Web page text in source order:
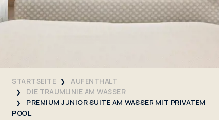
STARTSEITE
AUFENTHALT
DIE TRAUMLINIE AM WASSER
PREMIUM JUNIOR SUITE AM WASSER MIT PRIVATEM
POOL